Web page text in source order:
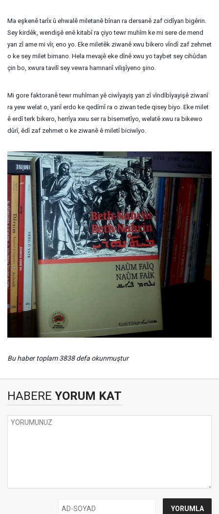
Ma eşkenê tarîx û ehwalê miletanê bînan ra dersanê zaf cidîyan bigêrin.
Sey kirdêk, wendişê enê kitabî ra çiyo tewr muhîm ke mi sere de mend
yan zî ame mi vîr, eno yo. Eke miletêk ziwanê xwu bikero vîndî zaf zehmet
o ke sey milet bimano. Hela mevajê eke dînê xwu yo taybet sey cihûdan
çin bo, xwura tavilî sey vewra hamnanî vilişîyeno şino.
Mi gore faktoranê tewr muhîman yê ciwîyayiş yan zî vîndîbîyayişê ziwanî
ra yew welat o, yanî erdo ke qedîmî ra o ziwan tede qisey biyo. Eke milet
ê erdî terk bikero, herrîya xwu ser ra bisemetîyo, welatê xwu ra bikewo
dûrî, êdî zaf zehmet o ke ziwanê ê miletî biciwîyo.
Bu haber toplam 3838 defa okunmuştur
HABERE YORUM KAT